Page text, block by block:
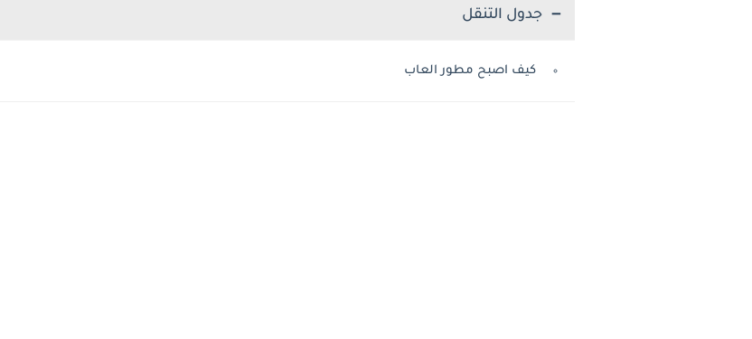
جدول التنقل
كيف اصبح مطور العاب